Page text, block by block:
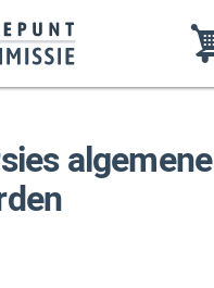
algemene